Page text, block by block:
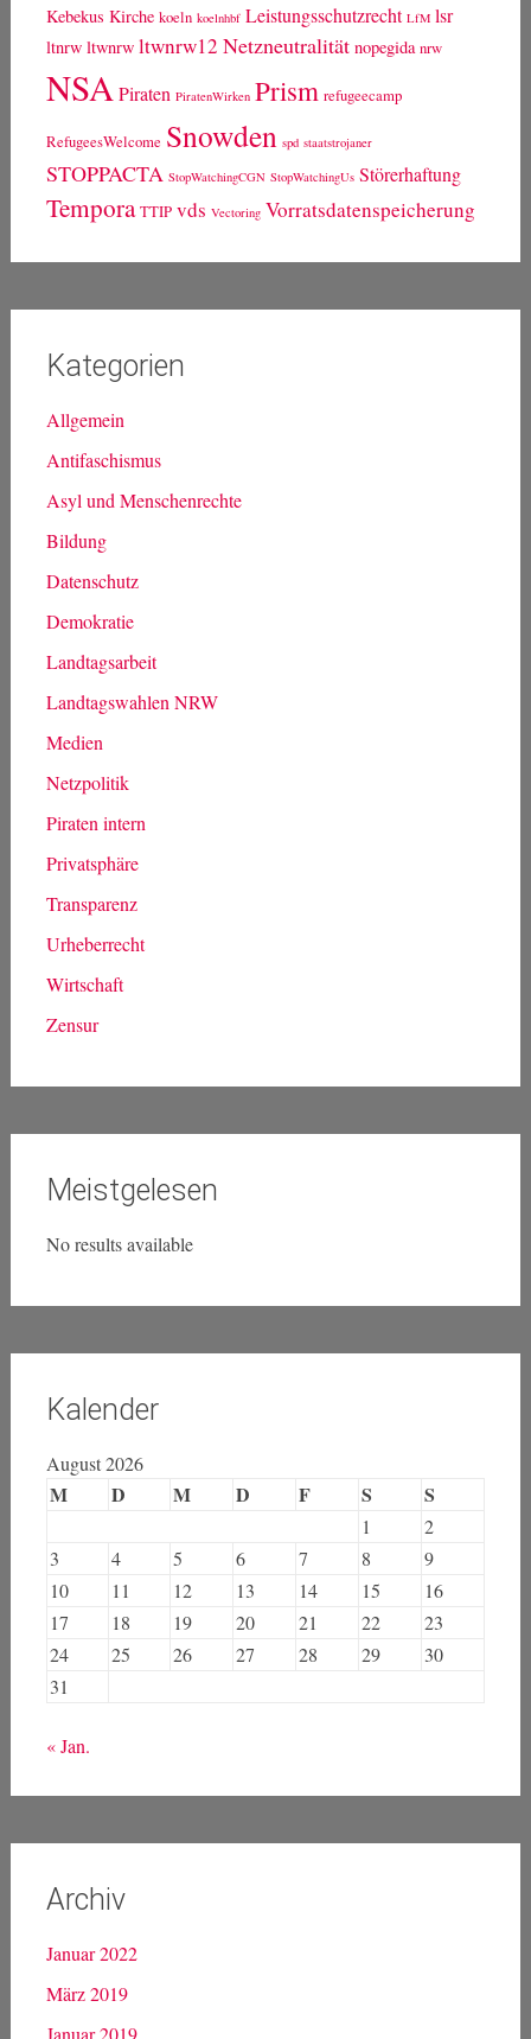
Kebekus Kirche koeln koelnhbf Leistungsschutzrecht LfM lsr
ltnrw ltwnrw ltwnrw12 Netzneutralität nopegida nrw
NSAPiraten PiratenWirken Prism refugeecamp
RefugeesWelcome Snowden spd staatstrojaner
STOPPACTA StopWatchingCGN StopWatchingUs Störerhaftung
Tempora TTIP vds Vectoring Vorratsdatenspeicherung
Kategorien
Allgemein
Antifaschismus
Asyl und Menschenrechte
Bildung
Datenschutz
Demokratie
Landtagsarbeit
Landtagswahlen NRW
Medien
Netzpolitik
Piraten intern
Privatsphäre
Transparenz
Urheberrecht
Wirtschaft
Zensur
Meistgelesen
No results available
Kalender
August 2026
M D M D F S S
1
2
3
4 5 6 7 8
9
10
11 12 13 14 15
16
17
18 19 20 21 22
23
24
25 26 27 28 29
30
31
« Jan.
Archiv
Januar 2022
März 2019
Januar 2019